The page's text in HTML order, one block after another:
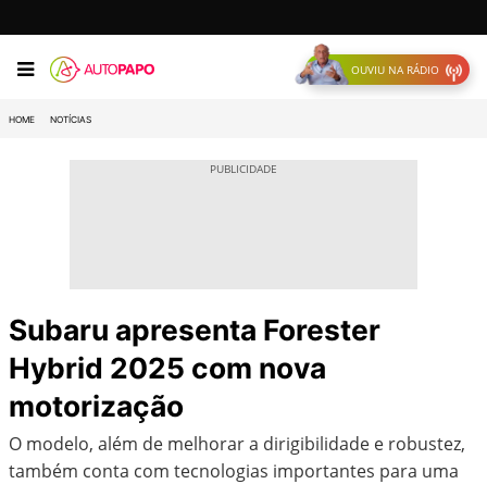
OUVIU NA RÁDIO
HOME NOTÍCIAS
Subaru apresenta Forester
Hybrid 2025 com nova
motorização
O modelo, além de melhorar a dirigibilidade e robustez,
também conta com tecnologias importantes para uma